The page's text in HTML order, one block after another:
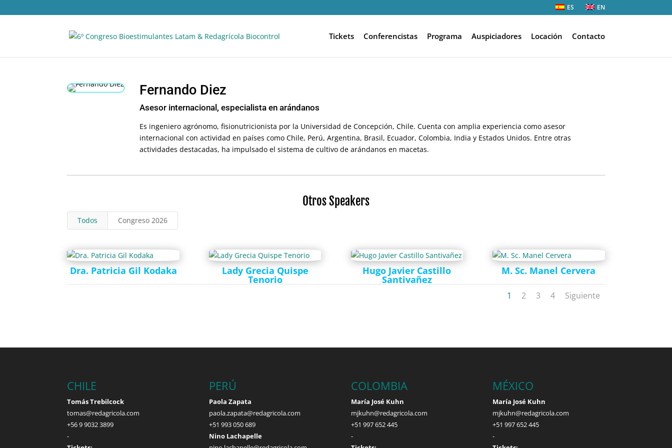
ES EN
Tickets Conferencistas Programa Auspiciadores Locación Contacto
Fernando Diez
Asesor internacional, especialista en arándanos
Es ingeniero agrónomo, fisionutricionista por la Universidad de Concepción, Chile. Cuenta con amplia experiencia como asesor
internacional con actividad en países como Chile, Perú, Argentina, Brasil, Ecuador, Colombia, India y Estados Unidos. Entre otras
actividades destacadas, ha impulsado el sistema de cultivo de arándanos en macetas.
Otros Speakers
Todos Congreso 2026
Dra. Patricia Gil Kodaka Lady Grecia Quispe
Tenorio
Hugo Javier Castillo
Santivañez
M. Sc. Manel Cervera
1 2 3 4 Siguiente
CHILE
Tomás Trebilcock
tomas@redagricola.com
+56 9 9032 3899
-
PERÚ
Paola Zapata
paola.zapata@redagricola.com
+51 993 050 689
Nino Lachapelle
COLOMBIA
María José Kuhn
mjkuhn@redagricola.com
+51 997 652 445
-
MÉXICO
María José Kuhn
mjkuhn@redagricola.com
+51 997 652 445
-